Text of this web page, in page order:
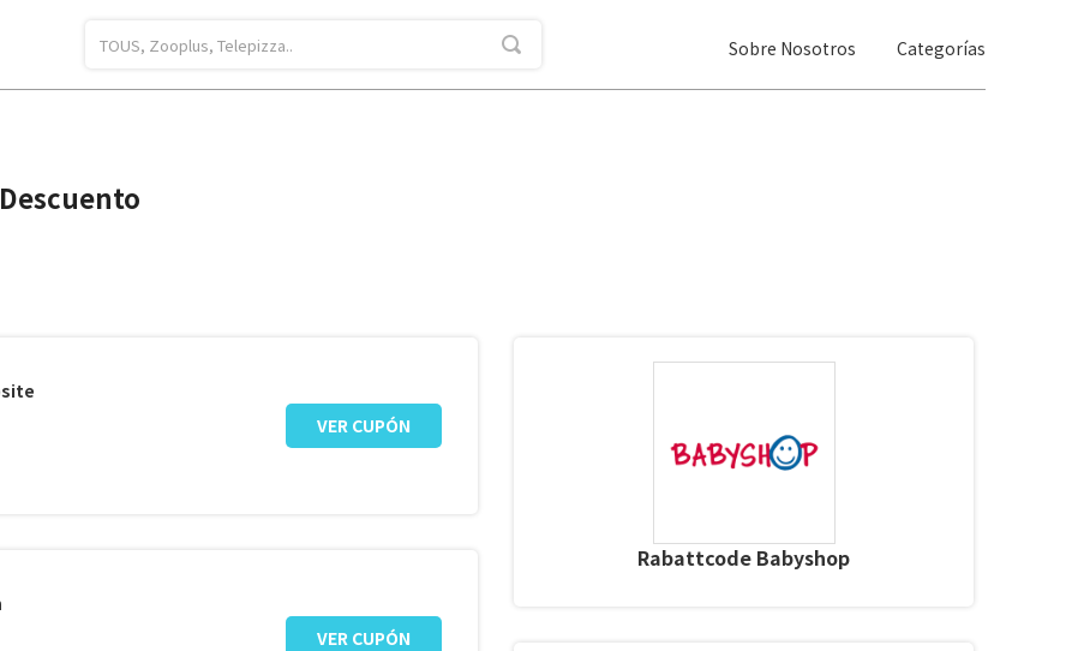
Sobre Nosotros Categorías
VER CUPÓN
VER CUPÓN
Rabattcode Babyshop